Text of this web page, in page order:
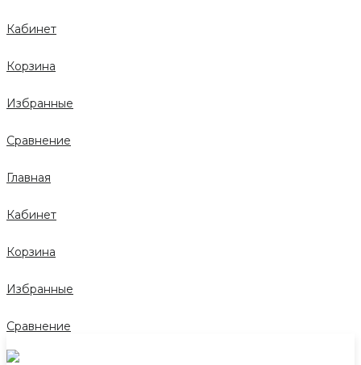
Кабинет
Корзина
Избранные
Сравнение
Главная
Кабинет
Корзина
Избранные
Сравнение